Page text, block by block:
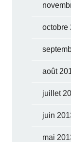
octobre
août
juillet
juin
mai